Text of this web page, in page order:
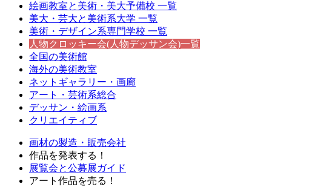
絵画教室と美術・ 美大予備校 一覧
美大・芸大と 美術系大学 一覧
美術・デザイン系専門学校 一覧
人物クロッキー会(人物デッサン会)一覧
全国の美術館
海外の美術教室
ネットギャラリー・画廊
アート・芸術系総合
デッサン・絵画系
クリエイティブ
画材の製造・販売会社
作品を発表する！
展覧会と公募展ガイド
アート作品を売る！